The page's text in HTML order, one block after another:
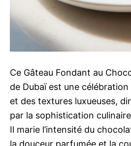
Ce Gâteau Fondant au
de Dubaï est une
et des textures luxueuses,
par la sophistication
Il marie l’intensité du
la douceur parfumée et la